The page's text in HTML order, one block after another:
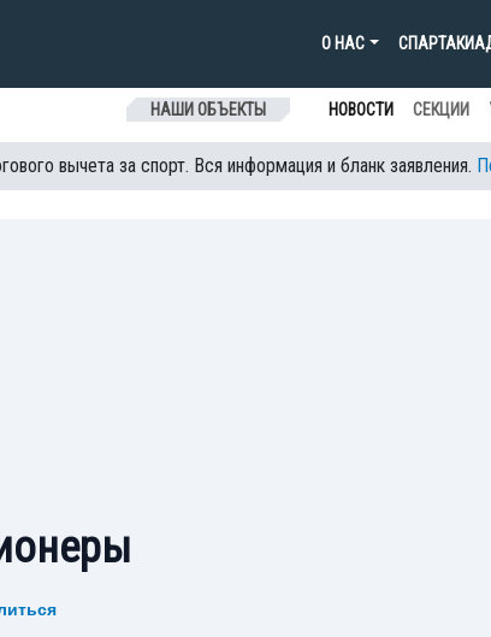
О НАС
НАШИ ОБЪЕКТЫ НОВОСТИ СЕКЦИИ
вычета за спорт. Вся информация и бланк заявления.